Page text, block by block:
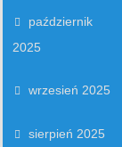
październik
2025
wrzesień 2025
sierpień 2025